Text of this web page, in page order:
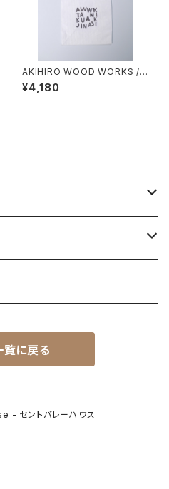
AKIHIRO WOOD WORKS /
コンビニタイベック袋
¥4,180
覧に戻る
セントバレーハウス